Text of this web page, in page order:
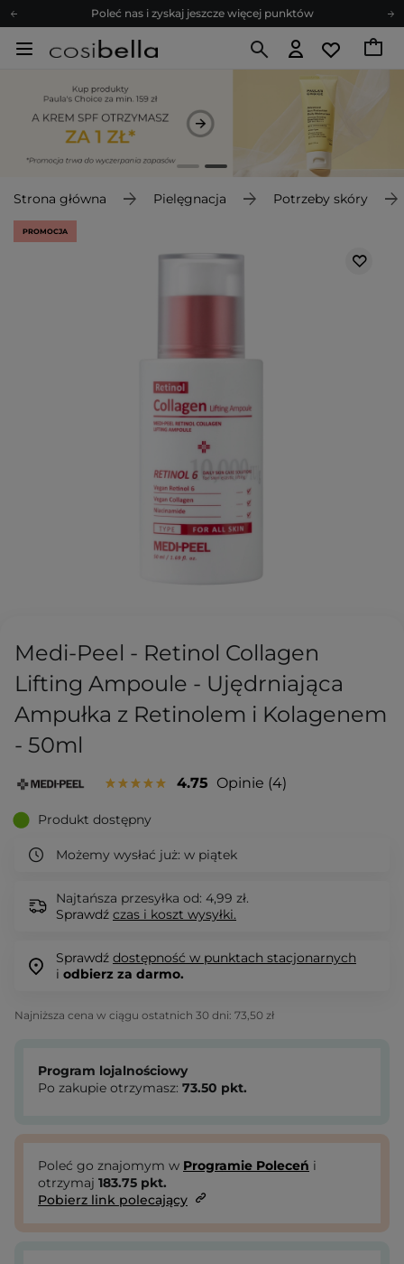
Poleć nas i zyskaj jeszcze więcej punktów
Zapisz się na newsletter pełen porad
Z nami to możliwe! Realizacja zamówienia do 24h.
Poleć nas i zyskaj jeszcze więcej punktów
Zapisz się na newsletter pełen porad
Strona główna Pielęgnacja Potrzeby skóry
PROMOCJA
Medi-Peel - Retinol Collagen
Lifting Ampoule - Ujędrniająca
Ampułka z Retinolem i Kolagenem
- 50ml
4.75 Opinie 4
Produkt dostępny
Możemy wysłać już: w piątek
Najtańsza przesyłka od: 4,99 zł.
Sprawdź czas i koszt wysyłki.
Sprawdź dostępność w punktach stacjonarnych
i odbierz za darmo.
Najniższa cena w ciągu ostatnich 30 dni: 73,50 zł
Program lojalnościowy
Po zakupie otrzymasz: 73.50 pkt.
Poleć go znajomym w Programie Poleceń i
otrzymaj 183.75 pkt.
Pobierz link polecający